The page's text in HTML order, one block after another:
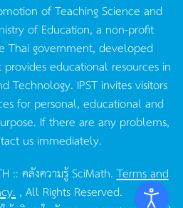
of Teaching Science and
of Education, a non-profit
Thai government, developed
educational resources in
Technology. IPST invites visitors
for personal, educational and
If there are any problems,
us immediately.
:: คลังความรู้ SciMath.Terms and
, All Rights Reserved.